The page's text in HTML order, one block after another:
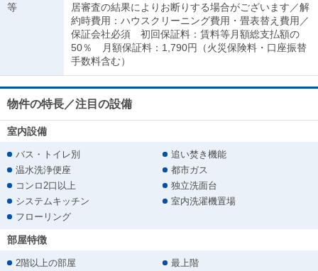
等
居審査の結果によりお断りする場合がございます／解
約時費用：ハウスクリーニング費用・畳表替え費用／
保証会社必須 初回保証料：賃料等月額総支払額の
50％ 月額保証料：1,790円（火災保険料・口座振替
手数料含む）
物件の特長／注目の設備
室内設備
バス・トイレ別
追い焚き機能
温水洗浄便座
都市ガス
コンロ2口以上
独立洗面台
システムキッチン
室内洗濯機置場
フローリング
部屋特徴
2階以上の部屋 最上階